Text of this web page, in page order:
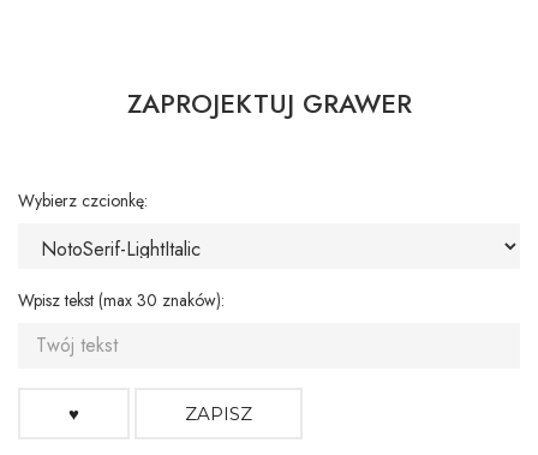
ZAPROJEKTUJ GRAWER
Wybierz czcionkę:
Wpisz tekst (max 30 znaków):
♥ ZAPISZ